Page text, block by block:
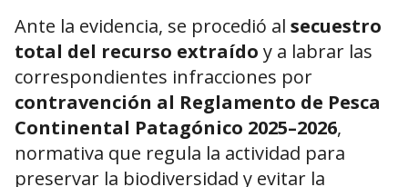
Ante la evidencia, se procedió al secuestro
total del recurso extraído y a labrar las
correspondientes infracciones por
contravención al Reglamento de Pesca
Continental Patagónico 2025–2026,
normativa que regula la actividad para
preservar la biodiversidad y evitar la